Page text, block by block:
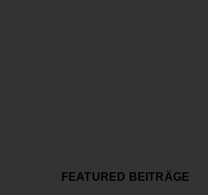
FEATURED BEITRÄGE